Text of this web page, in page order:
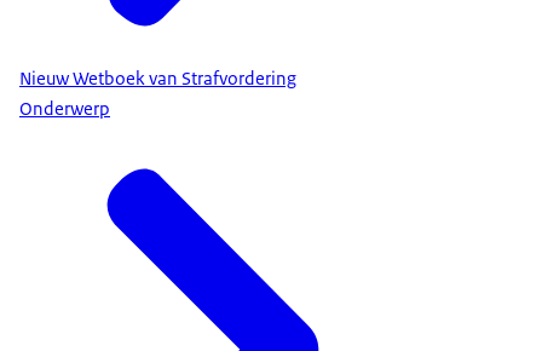
Nieuw Wetboek van Strafvordering
Onderwerp